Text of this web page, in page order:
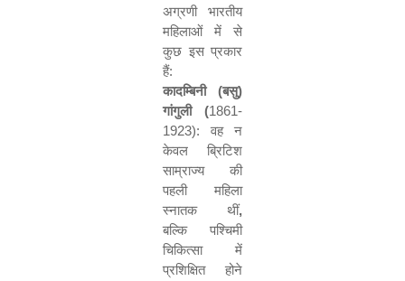
अग्रणी भारतीय
महिलाओं में से
कुछ इस प्रकार
हैं:
कादम्बिनी (बसु)
गांगुली (1861-
1923):
वह न
केवल ब्रिटिश
साम्राज्य की
पहली महिला
स्नातक थीं,
बल्कि पश्चिमी
चिकित्सा में
प्रशिक्षित होने